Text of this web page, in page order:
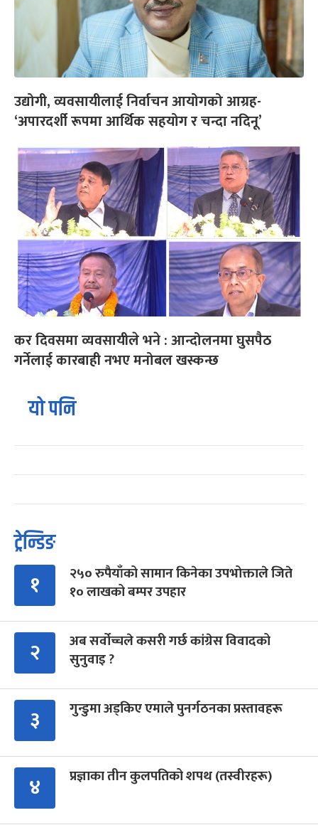
उद्योगी, व्यवसायीलाई निर्वाचन आयोगको आग्रह-
‘अपारदर्शी रूपमा आर्थिक सहयोग र चन्दा नदिनू’
कर दिवसमा व्यवसायीले भने : आन्दोलनमा घुसपैठ
गर्नेलाई कारबाही नभए मनोबल खस्कन्छ
यो पनि
ट्रेन्डिङ
१
२५० रुपैयाँको सामान किनेका उपभोक्ताले जिते
१० लाखको बम्पर उपहार
२
अब सर्वोच्चले कसरी गर्छ कांग्रेस विवादको
सुनुवाइ ?
३ गुन्डुमा अड्किए एमाले पुनर्गठनका प्रस्तावहरू
४ प्रज्ञाका तीन कुलपतिको शपथ (तस्वीरहरू)